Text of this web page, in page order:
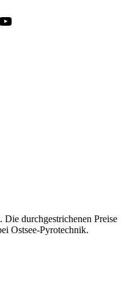
YouTube
durchgestrichenen Preise
Ostsee-Pyrotechnik.